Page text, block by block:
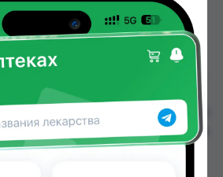
АМП №3
можно купить или заказать
Истаравшан, Абубакри
АЗИЗ ВАКО , Алишер-К, Амирӣ,
от 90.00 TJS до 123.10 TJS в
городах Таджикистана